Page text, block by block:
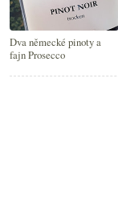
Dva německé pinoty a
fajn Prosecco